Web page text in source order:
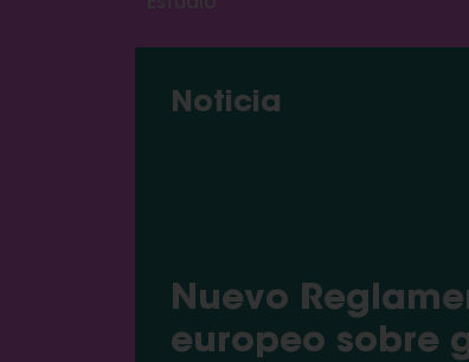
Noticia
Nuevo
europeo sobre